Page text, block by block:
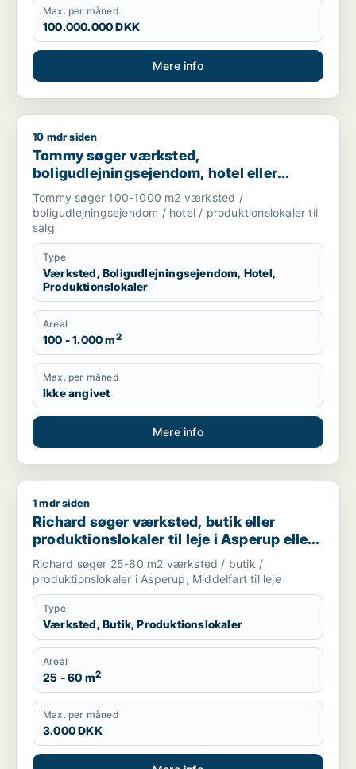
Max. per måned
100.000.000 DKK
Mere info
Tommy søger værksted, boligudlejningsejendom, hotel
10 mdr siden
Tommy søger værksted,
boligudlejningsejendom, hotel eller
produktionslokaler til salg i
Trekantsområdet
Tommy søger 100-1000 m2 værksted /
boligudlejningsejendom / hotel / produktionslokaler til
salg
Type
Værksted, Boligudlejningsejendom, Hotel,
Produktionslokaler
Areal
100 - 1.000 m2
Max. per måned
Ikke angivet
Mere info
Richard søger værksted, butik eller produktionslokaler til
1 mdr siden
Richard søger værksted, butik eller
produktionslokaler til leje i Asperup eller
Middelfart
Richard søger 25-60 m2 værksted / butik /
produktionslokaler i Asperup, Middelfart til leje
Type
Værksted, Butik, Produktionslokaler
Areal
25 - 60 m2
Max. per måned
3.000 DKK